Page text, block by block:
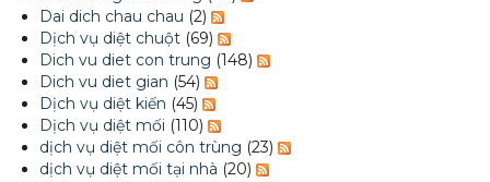
Dai dich chau chau (2)
Dịch vụ diệt chuột (69)
Dich vu diet con trung (148)
Dich vu diet gian (54)
Dịch vụ diệt kiến (45)
Dịch vụ diệt mối (110)
dịch vụ diệt mối côn trùng (23)
dịch vụ diệt mối tại nhà (20)